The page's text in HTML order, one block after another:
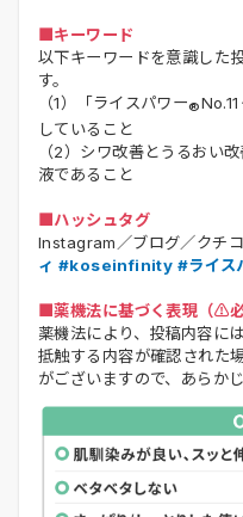
■キーワード
以下キーワードを意識した
す。
（1）
「ライスパワー®
していること
（2） シワ改善とうるおい
液であること
■ハッシュタグ
Instagram／ブログ／クチ
ィ #koseinfinity #ライス
■薬機法に基づく表現（⚠️必
薬機法により、投稿内容に
抵触する内容が確認された
がございますので、あらか